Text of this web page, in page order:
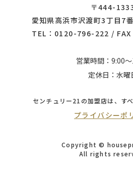
〒444-
愛知県高浜市沢渡町3丁目7
TEL： 0120-796-222 /
営業時間：9:00
定休日：水曜
センチュリー21の加盟店は、 す
プライバシーポ
Copyright ©
All rights